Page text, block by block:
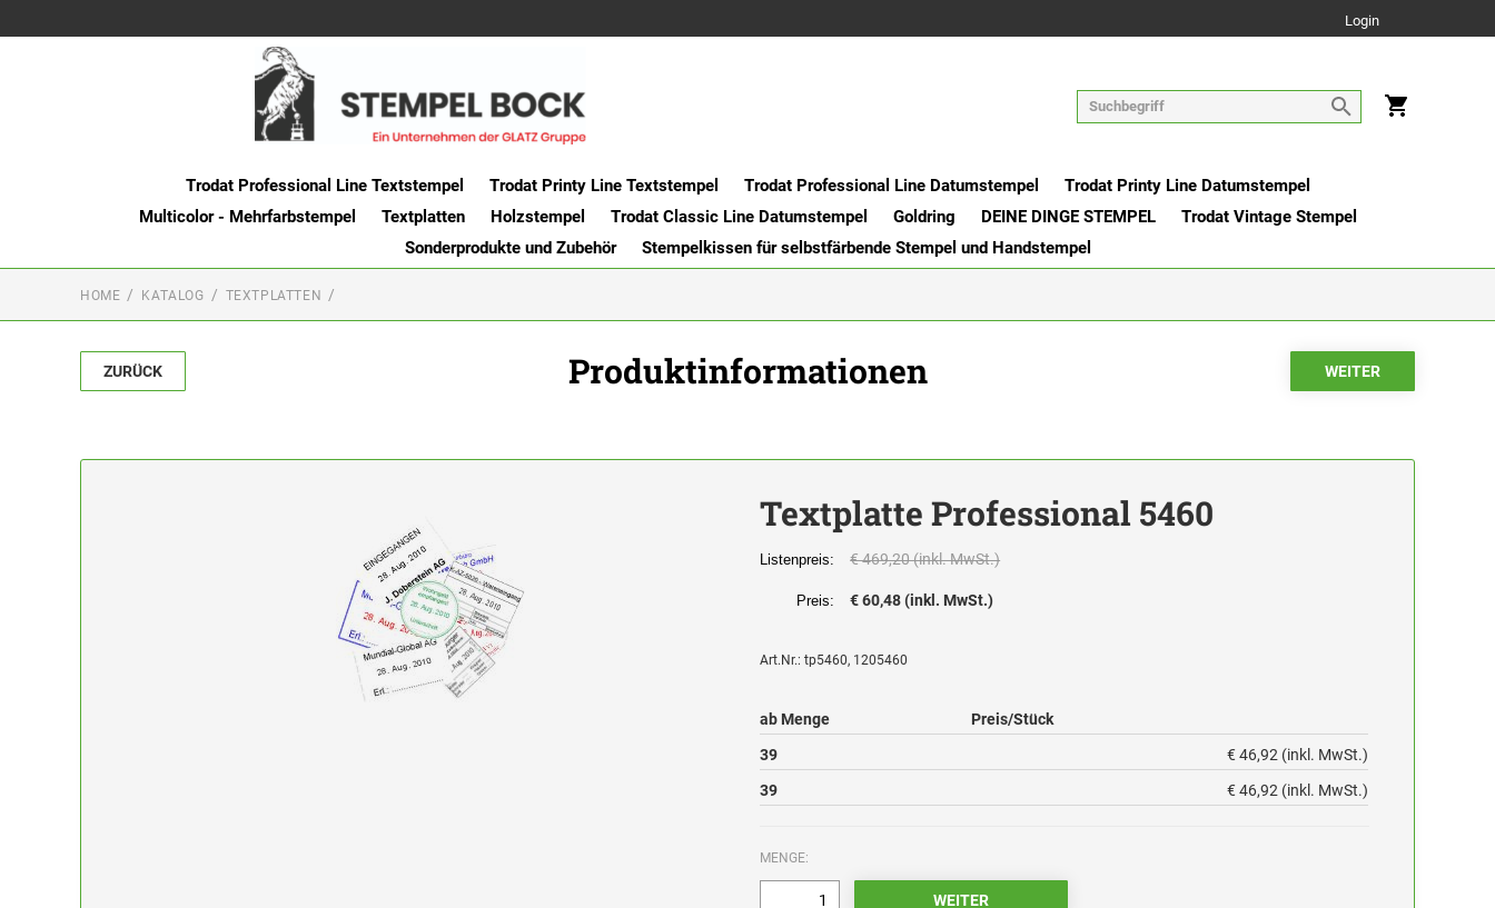
Login
Trodat Professional Line Textstempel Trodat Printy Line Textstempel Trodat Professional Line Datumstempel
Trodat Printy Line Datumstempel
Multicolor - Mehrfarbstempel
Textplatten Holzstempel Trodat Classic Line Datumstempel Goldring DEINE DINGE STEMPEL
Trodat Vintage Stempel
Sonderprodukte und Zubehör
Stempelkissen für selbstfärbende Stempel und Handstempel
HOME KATALOG TEXTPLATTEN
ZURÜCK Produktinformationen
Textplatte Professional 5460
Listenpreis: € 469,20 (inkl. MwSt.)
Preis: € 60,48 (inkl. MwSt.)
Art.Nr.: tp5460, 1205460
ab Menge
Preis/Stück
39
€ 46,92 (inkl. MwSt.)
39
€ 46,92 (inkl. MwSt.)
MENGE: